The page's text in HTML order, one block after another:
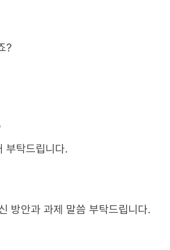
?
부탁드립니다.
방안과 과제 말씀 부탁드립니다.